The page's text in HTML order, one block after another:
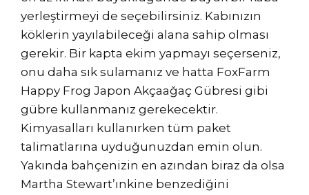
yerleştirmeyi de seçebilirsiniz. Kabınızın
köklerin yayılabileceği alana sahip olması
gerekir. Bir kapta ekim yapmayı seçerseniz,
onu daha sık sulamanız ve hatta FoxFarm
Happy Frog Japon Akçaağaç Gübresi gibi
gübre kullanmanız gerekecektir.
Kimyasalları kullanırken tüm paket
talimatlarına uyduğunuzdan emin olun.
Yakında bahçenizin en azından biraz da olsa
Martha Stewart’ınkine benzediğini